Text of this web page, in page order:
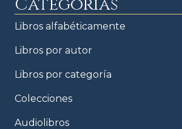
Categorías
Libros alfabéticamente
Libros por autor
Libros por categoría
Colecciones
Audiolibros